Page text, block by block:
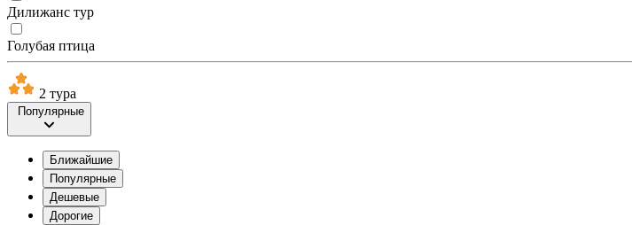
Дилижанс тур
Голубая птица
2 тура
Популярные
Ближайшие
Популярные
Дешевые
Дорогие